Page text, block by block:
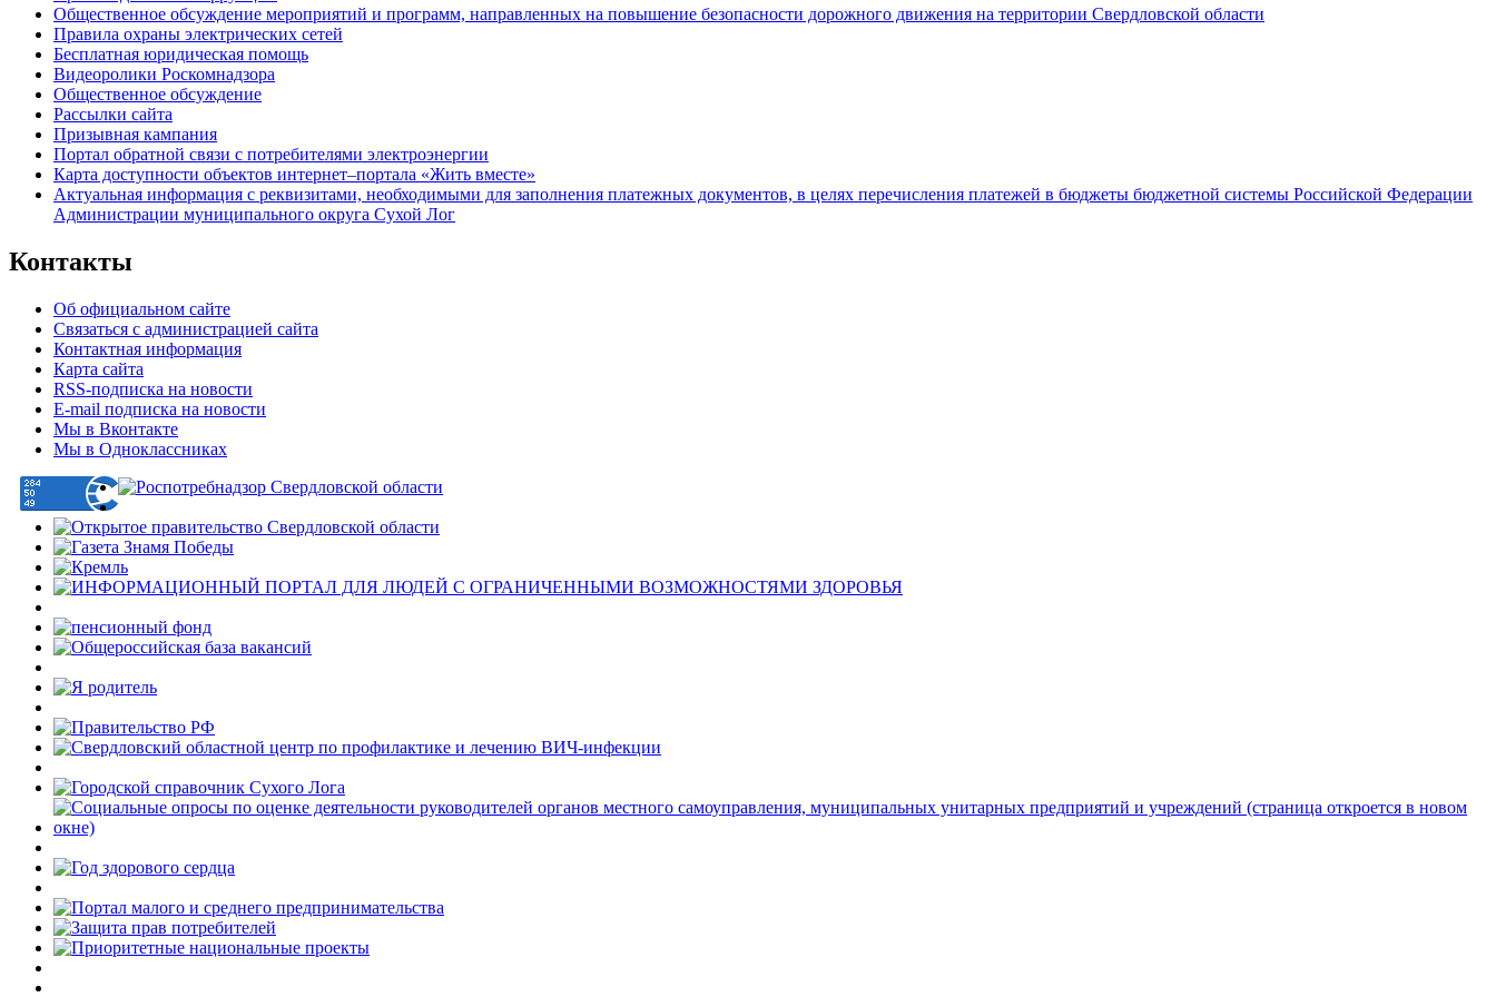
Общественное обсуждение мероприятий и программ, направленных на повышение безопасности дорожного движения на территории Свердловской области
Правила охраны электрических сетей
Бесплатная юридическая помощь
Видеоролики Роскомнадзора
Общественное обсуждение
Рассылки сайта
Призывная кампания
Портал обратной связи с потребителями электроэнергии
Карта доступности объектов интернет–портала «Жить вместе»
Актуальная информация с реквизитами, необходимыми для заполнения платежных документов, в целях перечисления платежей в бюджеты бюджетной системы Российской Федерации
Администрации муниципального округа Сухой Лог
Контакты
Об официальном сайте
Связаться с администрацией сайта
Контактная информация
Карта сайта
RSS-подписка на новости
E-mail подписка на новости
Мы в Вконтакте
Мы в Одноклассниках